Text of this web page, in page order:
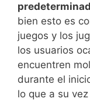
bien esto es
juegos y los
los usuarios
encuentren
durante el
lo que a su